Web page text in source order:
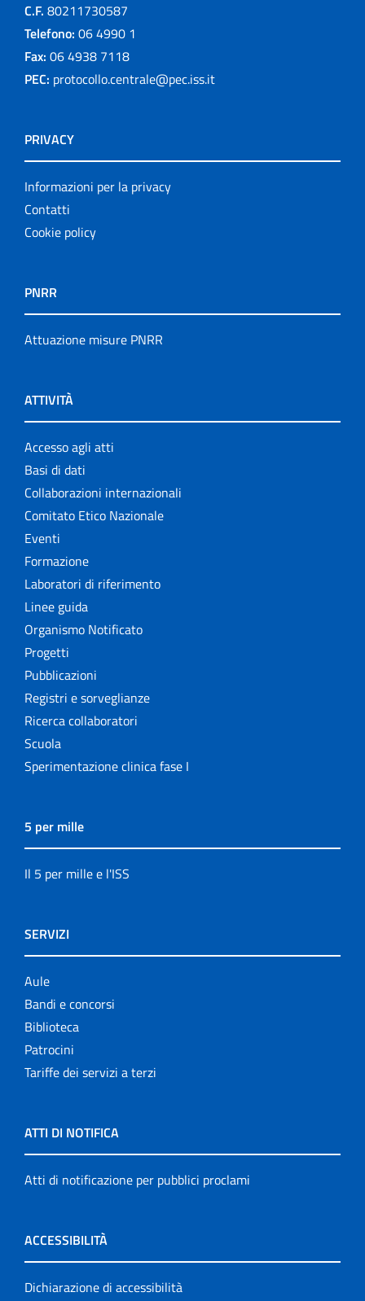
C.F. 80211730587
Telefono: 06 4990 1
Fax: 06 4938 7118
PEC: protocollo.centrale@pec.iss.it
PRIVACY
Informazioni per la privacy
Contatti
Cookie policy
PNRR
Attuazione misure PNRR
ATTIVITÀ
Accesso agli atti
Basi di dati
Collaborazioni internazionali
Comitato Etico Nazionale
Eventi
Formazione
Laboratori di riferimento
Linee guida
Organismo Notificato
Progetti
Pubblicazioni
Registri e sorveglianze
Ricerca collaboratori
Scuola
Sperimentazione clinica fase I
5 per mille
Il 5 per mille e l'ISS
SERVIZI
Aule
Bandi e concorsi
Biblioteca
Patrocini
Tariffe dei servizi a terzi
ATTI DI NOTIFICA
Atti di notificazione per pubblici proclami
ACCESSIBILITÀ
Dichiarazione di accessibilità